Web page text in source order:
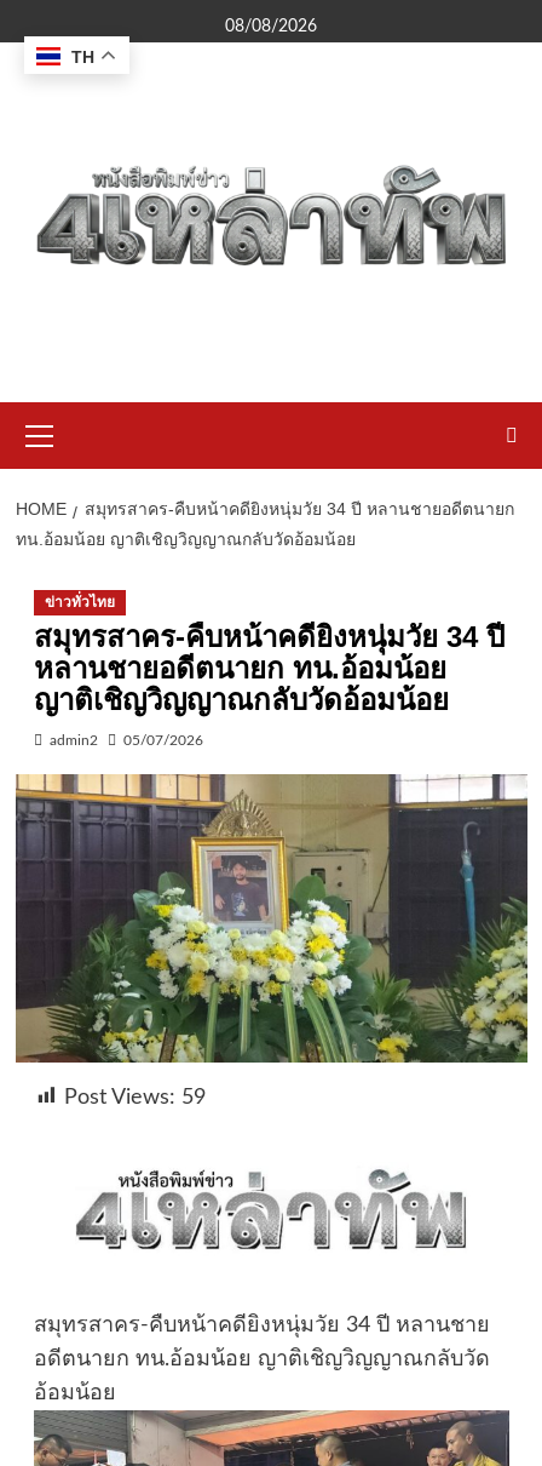
to
content
08/08/2026
Menu
HOME
สมุทรสาคร-คืบหน้าคดียิงหนุ่มวัย 34 ปี หลานชายอดีตนายก
ทน.อ้อมน้อย ญาติเชิญวิญญาณกลับวัดอ้อมน้อย
ข่าวทั่วไทย
สมุทรสาคร-คืบหน้าคดียิงหนุ่มวัย 34 ปี
หลานชายอดีตนายก ทน.อ้อมน้อย
ญาติเชิญวิญญาณกลับวัดอ้อมน้อย
admin2 05/07/2026
Post Views: 59
สมุทรสาคร-คืบหน้าคดียิงหนุ่มวัย 34 ปี หลานชาย
อดีตนายก ทน.อ้อมน้อย ญาติเชิญวิญญาณกลับวัด
อ้อมน้อย
TH